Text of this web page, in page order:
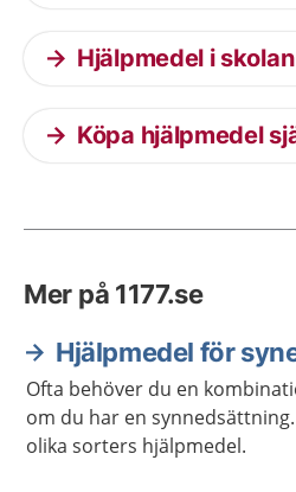
Hjälpmedel i skolan
Köpa hjälpmedel
Mer på 1177.se
Hjälpmedel för
Ofta behöver du en
om du har en
olika sorters hjälpmedel.